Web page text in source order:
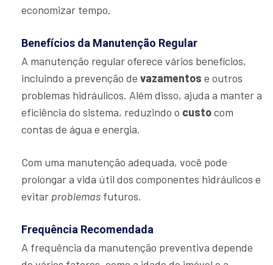
economizar tempo.
Benefícios da Manutenção Regular
A manutenção regular oferece vários benefícios,
incluindo a prevenção de vazamentos e outros
problemas hidráulicos. Além disso, ajuda a manter a
eficiência do sistema, reduzindo o custocom
contas de água e energia.
Com uma manutenção adequada, você pode
prolongar a vida útil dos componentes hidráulicos e
evitar problemas futuros.
Frequência Recomendada
A frequência da manutenção preventiva depende